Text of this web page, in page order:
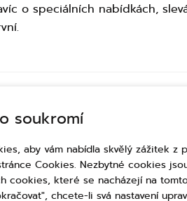
o speciálních nabídkách,
INFORMACE O NÁKUPU
Vše o nákupu
Platba
Doprava
soukromí
aby vám nabídla skvělý zážitek z
Cookies. Nezbytné cookies
cookies, které se nacházejí na
chcete-li svá nastavení